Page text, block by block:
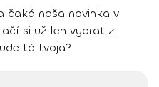
čaká naša novinka v
si už len vybrať z
tá tvoja?